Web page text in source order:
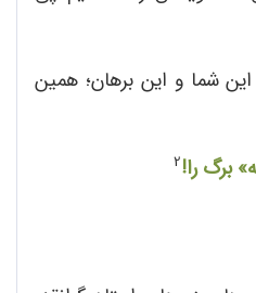
شما و این برهان؛ همین
برگ را!2